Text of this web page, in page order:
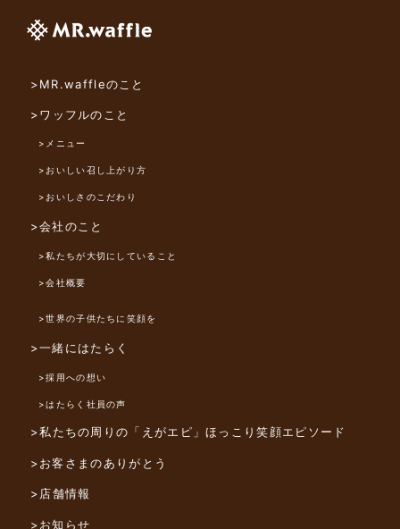
>MR.waffleのこと
>ワッフルのこと
>メニュー
>おいしい召し上がり方
>おいしさのこだわり
>会社のこと
>私たちが大切にしていること
>会社概要
>世界の子供たちに笑顔を
>一緒にはたらく
>採用への想い
>はたらく社員の声
>私たちの周りの「えがエピ」ほっこり笑顔エピソード
>お客さまのありがとう
>店舗情報
>お知らせ